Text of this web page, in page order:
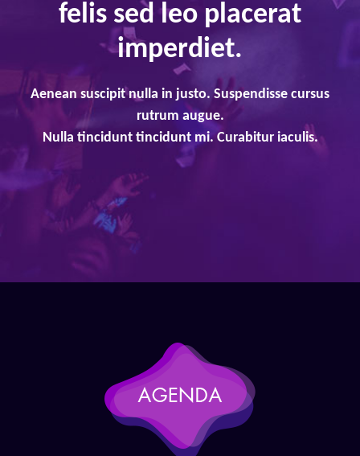
felis sed leo placerat
imperdiet.
Aenean suscipit nulla in justo. Suspendisse cursus
rutrum augue.
Nulla tincidunt tincidunt mi. Curabitur iaculis.